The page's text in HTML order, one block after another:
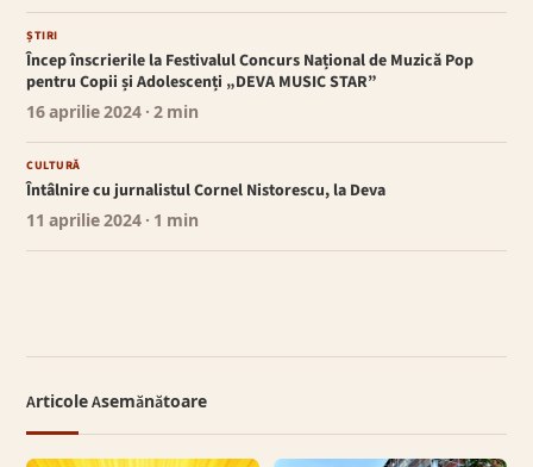
ȘTIRI
Încep înscrierile la Festivalul Concurs Național de Muzică Pop
pentru Copii și Adolescenți „DEVA MUSIC STAR”
16 aprilie 2024 · 2 min
CULTURĂ
Întâlnire cu jurnalistul Cornel Nistorescu, la Deva
11 aprilie 2024 · 1 min
Articole Asemănătoare